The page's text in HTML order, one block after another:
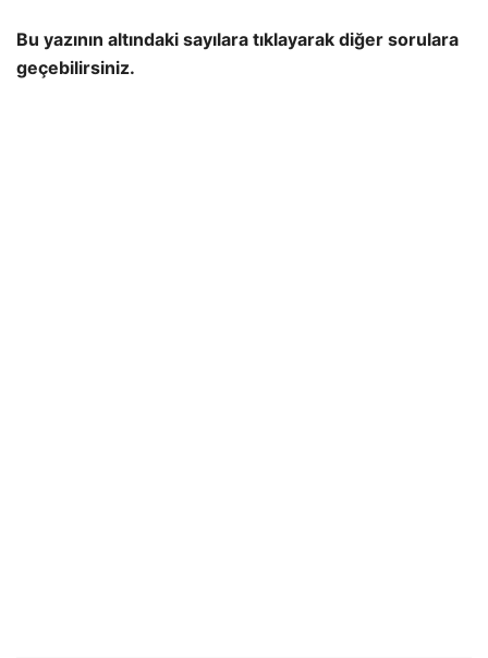
Bu yazının altındaki sayılara tıklayarak diğer sorulara
geçebilirsiniz.